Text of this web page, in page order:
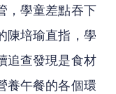
，學童差點吞下
陳培瑜直指，學
追查發現是食材
養午餐的各個環